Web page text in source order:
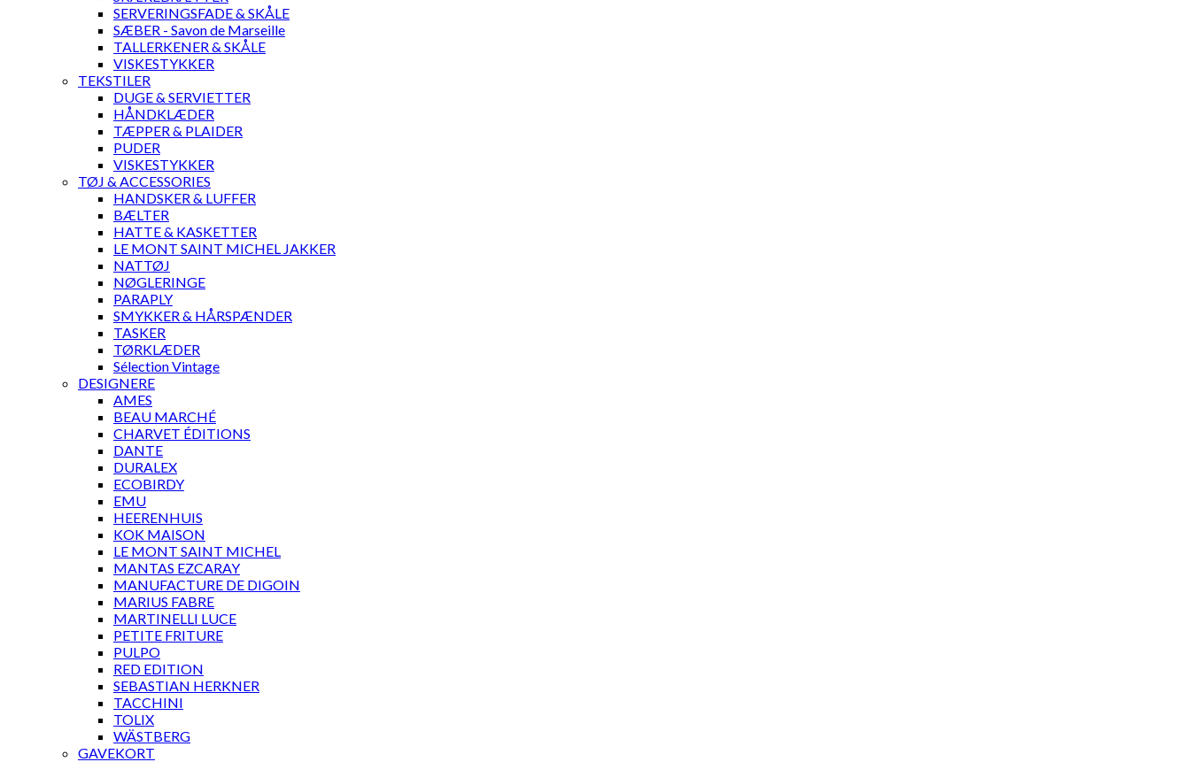
SERVERINGSFADE & SKÅLE
SÆBER - Savon de Marseille
TALLERKENER & SKÅLE
VISKESTYKKER
TEKSTILER
DUGE & SERVIETTER
HÅNDKLÆDER
TÆPPER & PLAIDER
PUDER
VISKESTYKKER
TØJ & ACCESSORIES
HANDSKER & LUFFER
BÆLTER
HATTE & KASKETTER
LE MONT SAINT MICHEL JAKKER
NATTØJ
NØGLERINGE
PARAPLY
SMYKKER & HÅRSPÆNDER
TASKER
TØRKLÆDER
Sélection Vintage
DESIGNERE
AMES
BEAU MARCHÉ
CHARVET ÉDITIONS
DANTE
DURALEX
ECOBIRDY
EMU
HEERENHUIS
KOK MAISON
LE MONT SAINT MICHEL
MANTAS EZCARAY
MANUFACTURE DE DIGOIN
MARIUS FABRE
MARTINELLI LUCE
PETITE FRITURE
PULPO
RED EDITION
SEBASTIAN HERKNER
TACCHINI
TOLIX
WÄSTBERG
GAVEKORT